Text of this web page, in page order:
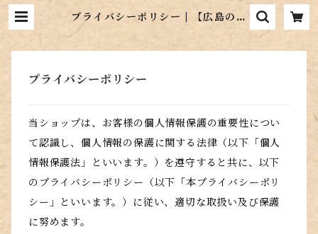
プライバシーポリシー | 【広島の昆
布屋】ヒロコンフーズ通販サイト
プライバシーポリシー
当ショップは、お客様の個人情報保護の重要性につい
て認識し、個人情報の保護に関する法律（以下「個人
情報保護法」といいます。）を遵守すると共に、以下
のプライバシーポリシー（以下「本プライバシーポリ
シー」といいます。）に従い、適切な取扱い及び保護
に努めます。